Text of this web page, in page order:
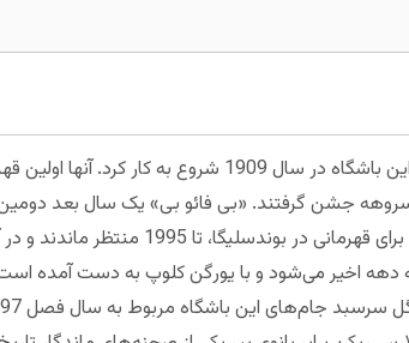
بروسیا دورتموند از شمال رودخانه راین آلمان می‌آید. این
در فینال برابر کالسروهه جشن گرفتند. «بی فائو بی» یک سال
آنها یک بار دیگر در 1963 قهرمان مسابقات
دهه اخیر می‌شود و با یورگن کلوپ به دست آمده